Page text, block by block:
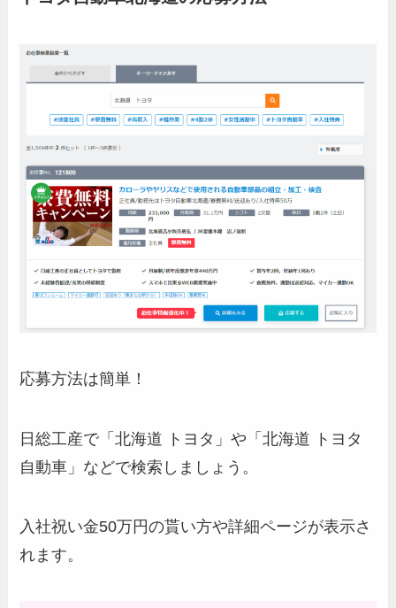
応募方法は簡単！
日総工産で「北海道 トヨタ」や「北海道 トヨタ
自動車」などで検索しましょう。
入社祝い金50万円の貰い方や詳細ページが表示さ
れます。